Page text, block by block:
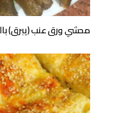
محشي ورق عنب (يبرق)